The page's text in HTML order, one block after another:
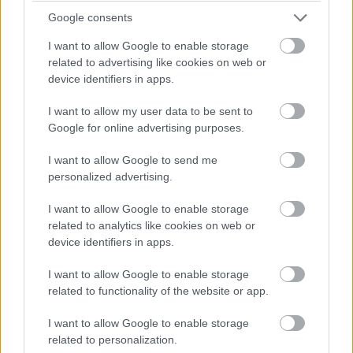
Google consents
I want to allow Google to enable storage
related to advertising like cookies on web or
device identifiers in apps.
I want to allow my user data to be sent to
Google for online advertising purposes.
I want to allow Google to send me
personalized advertising.
I want to allow Google to enable storage
related to analytics like cookies on web or
device identifiers in apps.
I want to allow Google to enable storage
related to functionality of the website or app.
I want to allow Google to enable storage
related to personalization.
szolgáltatáscsomagrésze még az ajándék szoftver
(júliusban ez a SwifDoo PDF Pro szerkesztőprogram), a
folyamatosan bővülő IT-szótár és az elmaradhatatlan
vírusirtó is, de az előnyök közé tartozik még, hogy
miközben a PCW-n és társoldalain (
) böngészed a tartalmakat,
nem rondítanak bele reklámok az élménybe. Ezen felül
a gondjaidat, és még a havonta megrendezett
játékainkon is részt vehetsz.
Tartalom
Trend
A nap, amikor az Apple súlyos pénzeket söpört be
Három új Xbox is érkezik, egyik sem érdekes